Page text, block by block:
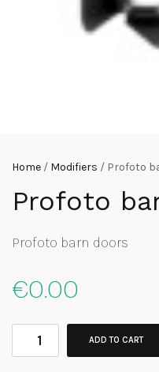
Home / Modifiers / Profoto
Profoto
Profoto barn doors
€0.00
ADD TO CART